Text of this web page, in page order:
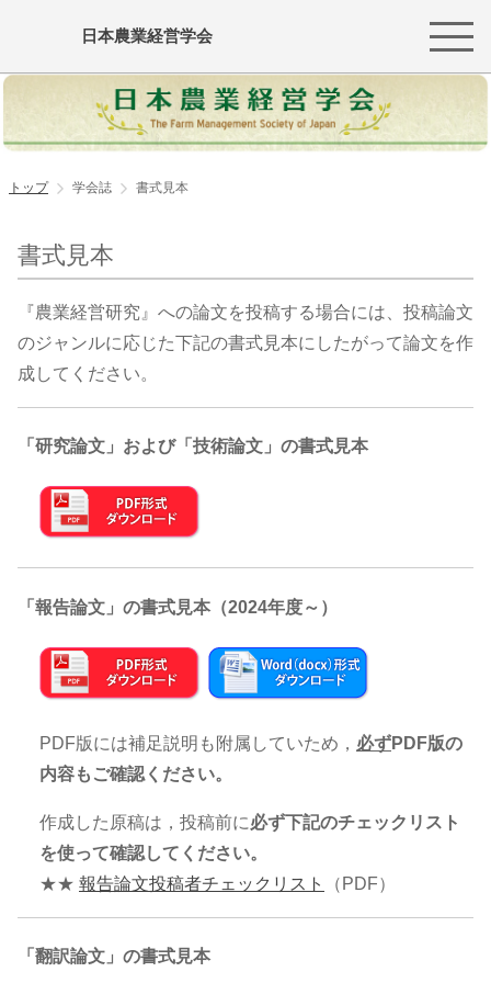
日本農業経営学会
トップ 学会誌 書式見本
書式見本
『農業経営研究』への論文を投稿する場合には、投稿論文
のジャンルに応じた下記の書式見本にしたがって論文を作
成してください。
「研究論文」および「技術論文」の書式見本
「報告論文」の書式見本（2024年度～）
PDF版には補足説明も附属していため， 必ずPDF版の
内容もご確認ください。
作成した原稿は，投稿前に必ず下記のチェックリスト
を使って確認してください。
★★ 報告論文投稿者チェックリスト （PDF）
「翻訳論文」の書式見本